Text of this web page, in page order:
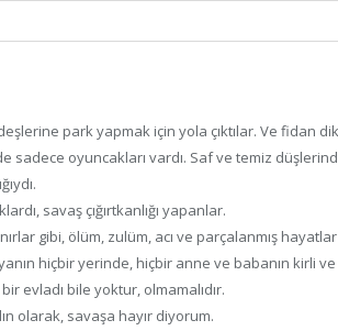
park yapmak için yola çıktılar. Ve fidan
sadece oyuncakları vardı. Saf ve temiz
savaş çığırtkanlığı yapanlar.
gibi, ölüm, zulüm, acı ve parçalanmış
hiçbir yerinde, hiçbir anne ve babanın kirli
evladı bile yoktur, olmamalıdır.
olarak, savaşa hayır diyorum.